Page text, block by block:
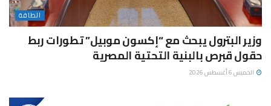
الطاقة
وزير البترول يبحث مع “إكسون موبيل” تطورات ربط
حقول قبرص بالبنية التحتية المصرية
الخميس 6 أغسطس 2026